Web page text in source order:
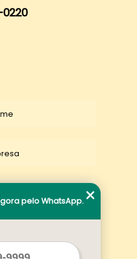
pelo WhatsApp.